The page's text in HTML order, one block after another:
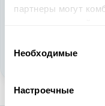
партнеры могут
вами их сервисов.
согласия
Необходимые
Настроечные